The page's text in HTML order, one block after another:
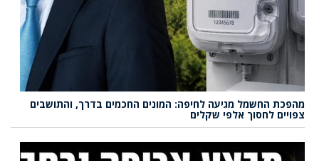
מהפכת החשמל מגיעה לחיפה: המונים החכמים בדרך, והתושבים
צפויים לחסוך אלפי שקלים